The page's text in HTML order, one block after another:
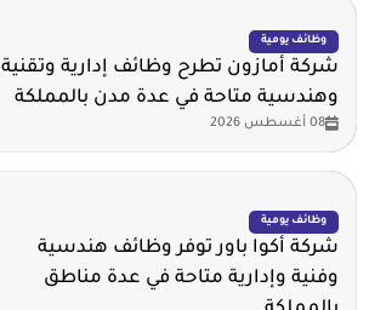
وظائف يومية
شركة أمازون تطرح وظائف إدارية وتقنية
وهندسية متاحة في عدة مدن بالمملكة
08 أغسطس 2026
وظائف يومية
شركة أكوا باور توفر وظائف هندسية
وفنية وإدارية متاحة في عدة مناطق